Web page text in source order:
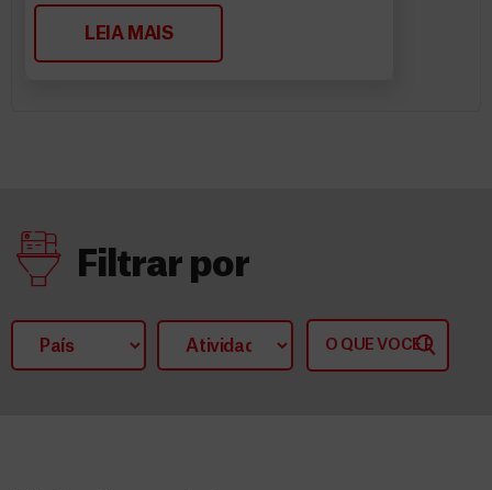
LEIA MAIS
Filtrar por